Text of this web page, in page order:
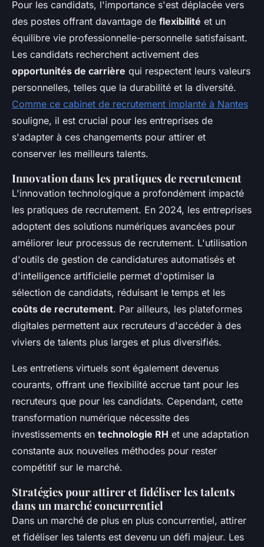
Pour les candidats, l'importance s'est déplacée vers
des postes offrant davantage de flexibilité et un
équilibre vie professionnelle-personnelle satisfaisant.
Les candidats recherchent activement des
opportunités de carrière qui respectent leurs valeurs
personnelles, telles que la durabilité et la diversité.
Comme ce cabinet de recrutement implanté à Nantes
souligne, il est crucial pour les entreprises de
s'adapter à ces changements pour attirer et
conserver les meilleurs talents.
Innovation dans les pratiques de recrutement
L'innovation technologique a profondément impacté
les pratiques de recrutement. En 2024, les entreprises
adoptent des solutions numériques avancées pour
améliorer leur processus de recrutement. L'utilisation
d'outils de gestion de candidatures automatisés et
d'intelligence artificielle permet d'optimiser la
sélection de candidats, réduisant le temps et les
coûts de recrutement. Par ailleurs, les plateformes
digitales permettent aux recruteurs d'accéder à des
viviers de talents plus larges et plus diversifiés.
Les entretiens virtuels sont également devenus
courants, offrant une flexibilité accrue tant pour les
recruteurs que pour les candidats. Cependant, cette
transformation numérique nécessite des
investissements en technologie RH et une adaptation
constante aux nouvelles méthodes pour rester
compétitif sur le marché.
Stratégies pour attirer et fidéliser les talents
dans un marché concurrentiel
Dans un marché de plus en plus concurrentiel, attirer
et fidéliser les talents est devenu un défi majeur. Les